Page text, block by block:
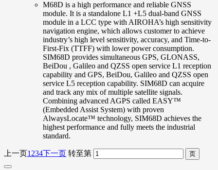
M68D is a high performance and reliable GNSS
module. It is a standalone L1 +L5 dual-band GNSS
module in a LCC type with AIROHA’s high sensitivity
navigation engine, which allows customer to achieve
industry’s high level sensitivity, accuracy, and Time-to-
First-Fix (TTFF) with lower power consumption.
SIM68D provides simultaneous GPS, GLONASS,
BeiDou , Galileo and QZSS open service L1 reception
capability and GPS, BeiDou, Galileo and QZSS open
service L5 reception capability. SIM68D can acquire
and track any mix of multiple satellite signals.
Combining advanced AGPS called EASY™
(Embedded Assist System) with proven
AlwaysLocate™ technology, SIM68D achieves the
highest performance and fully meets the industrial
standard.
上一页1 234下一页 转至第